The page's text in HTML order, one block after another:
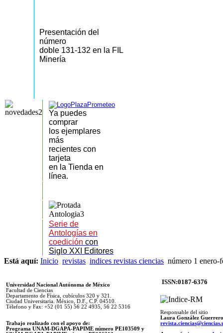
Presentación del
número
doble 131-132 en la FIL
Minería
Ya puedes
comprar
los ejemplares
más
recientes con
tarjeta
en la Tienda en
línea.
Serie de
Antologías en
coedición con
Siglo XXI Editores
Está aquí: Inicio revistas indices revistas ciencias número 1 enero-
Universidad Nacional Autónoma de México
Facultad de Ciencias
Departamento de Física, cubículos 320 y 321.
Ciudad Universitaria. México, D.F., C.P. 04510.
Télefono y Fax: +52 (01 55) 56 22 4935, 56 22 5316
Trabajo realizado con el apoyo de:
Programa UNAM-DGAPA-PAPIME número PE103509 y
ISSN:0187-6376
Responsable del sitio
Laura González Guerrero